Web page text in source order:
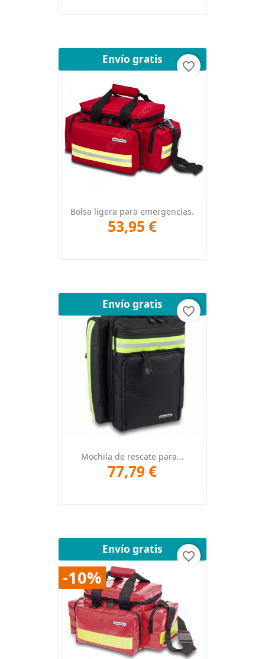
Bolsa ligera para emergencias.
53,95 €
Envío gratis
favorite_border
Mochila de rescate para...
77,79 €
Envío gratis
favorite_border
Envío gratis
-10%
favorite_border